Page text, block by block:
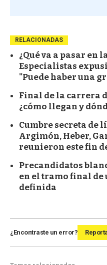
RELACIONADAS
¿Qué va a pasar en
Especialistas
"Puede haber una
Final de la carrera
¿cómo llegan y
Cumbre secreta de
Argimón, Heber,
reunieron este fin
Precandidatos
en el tramo final de
definida
¿Encontraste un error?